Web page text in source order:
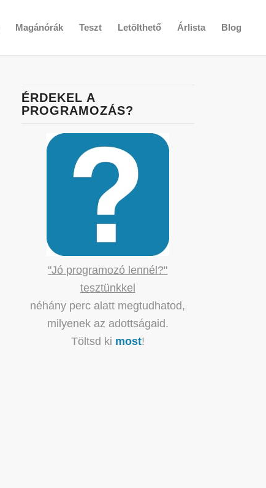
Magánórák Teszt Letölthető Árlista Blog
ÉRDEKEL A
PROGRAMOZÁS?
"Jó programozó lennél?"
tesztünkkel
néhány perc alatt megtudhatod,
milyenek az adottságaid.
Töltsd ki most!